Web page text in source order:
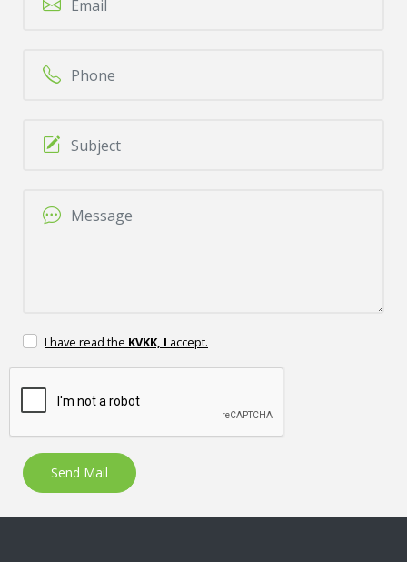
I have read the KVKK, I accept.
Send Mail